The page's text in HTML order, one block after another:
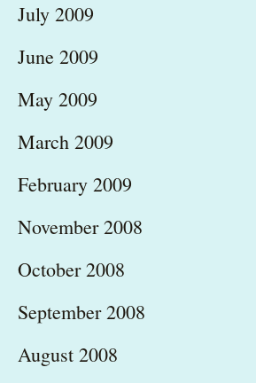
July 2009
June 2009
May 2009
March 2009
February 2009
November 2008
October 2008
September 2008
August 2008